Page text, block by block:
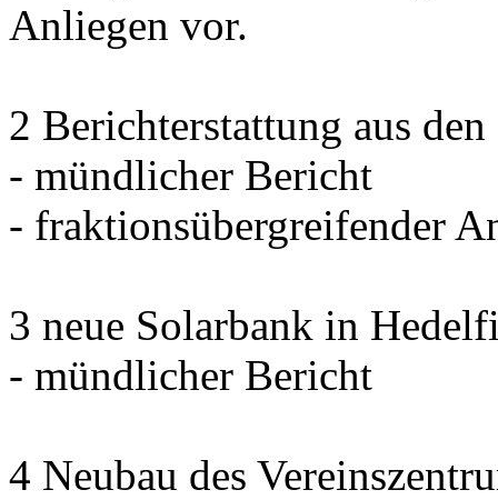
Anliegen vor.
2 Berichterstattung aus
- mündlicher Bericht
- fraktionsübergreifender
3 neue Solarbank in
- mündlicher Bericht
4 Neubau des